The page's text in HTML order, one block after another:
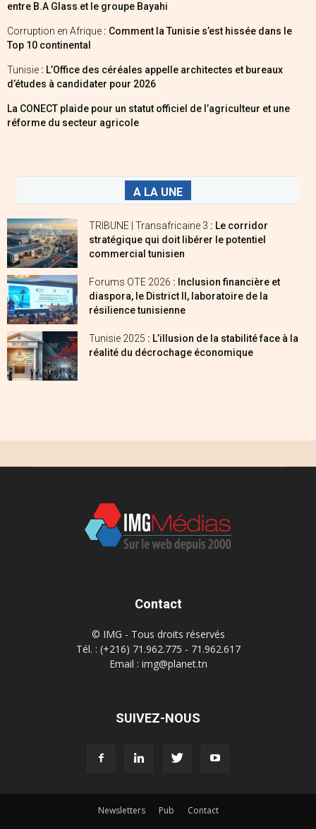
entre B.A Glass et le groupe Bayahi
Corruption en Afrique : Comment la Tunisie s’est hissée dans le
Top 10 continental
Tunisie : L’Office des céréales appelle architectes et bureaux
d’études à candidater pour 2026
La CONECT plaide pour un statut officiel de l’agriculteur et une
réforme du secteur agricole
A LA UNE
TRIBUNE | Transafricaine 3 : Le corridor
stratégique qui doit libérer le potentiel
commercial tunisien
Forums OTE 2026 : Inclusion financière et
diaspora, le District II, laboratoire de la
résilience tunisienne
Tunisie 2025 : L’illusion de la stabilité face à la
réalité du décrochage économique
Contact
© IMG - Tous droits réservés
Tél. : (+216) 71.962.775 - 71.962.617
Email : img@planet.tn
SUIVEZ-NOUS
Newsletters Pub
Contact